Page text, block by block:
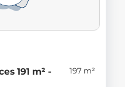
191 m² -
197 m²